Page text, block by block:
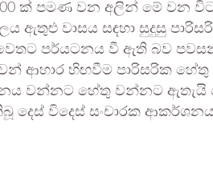
ක් පමණ වන අලින් මේ වන
ඇතුළු වාසය සඳහා සුදුසු
පර්යටනය වී ඇති බව
ආහාර හිඟවීම පාරිසරික
වන්නට හේතු වන්නට ඇතැයි
දෙස් විදෙස් සංචාරක